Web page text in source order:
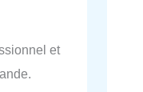
et